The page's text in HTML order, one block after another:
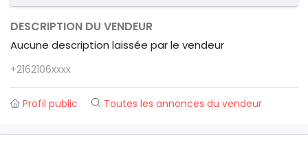
DESCRIPTION DU VENDEUR
Aucune description laissée par le vendeur
+2162106xxxx
Profil public Toutes les annonces du vendeur